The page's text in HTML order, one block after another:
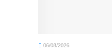
06/08/2026